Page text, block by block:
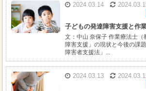
2024.03.14
子どもの発達障害支援と作
文：中山 奈保子 作業療法士（
障害支援」の現状と今後の課
障害者支援法」...
2024.03.13